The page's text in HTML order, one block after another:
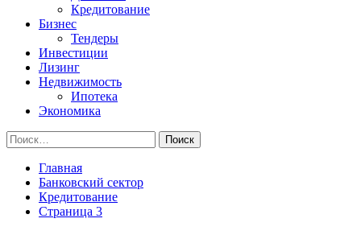
Кредитование
Бизнес
Тендеры
Инвестиции
Лизинг
Недвижимость
Ипотека
Экономика
Найти:
Главная
Банковский сектор
Кредитование
Страница 3